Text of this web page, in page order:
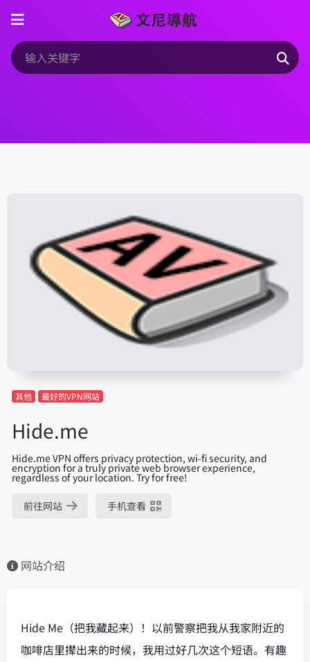
其他 最好的VPN网站
Hide.me
Hide.me VPN offers privacy protection, wi-fi security, and
encryption for a truly private web browser experience,
regardless of your location. Try for free!
前往网站 手机查看
网站介绍
Hide Me（把我藏起来）！以前警察把我从我家附近的
咖啡店里撵出来的时候，我用过好几次这个短语。有趣